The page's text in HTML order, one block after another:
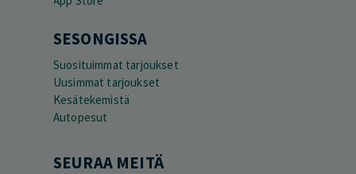
SESONGISSA
Suosituimmat tarjoukset
Uusimmat tarjoukset
Kesätekemistä
Autopesut
SEURAA MEITÄ